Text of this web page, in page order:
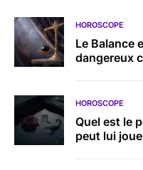
HOROSCOPE
Le Balance
dangereux
HOROSCOPE
Quel est le
peut lui